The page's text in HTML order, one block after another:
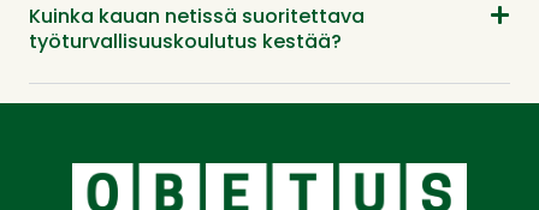
Kuinka kauan netissä suoritettava
työturvallisuuskoulutus kestää?